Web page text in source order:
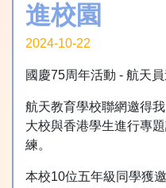
進校園
2024-10-22
國慶75周年活動 - 航天員
航天教育學校聯網邀得
大校與香港學生進行專
練。
本校10位五年級同學獲